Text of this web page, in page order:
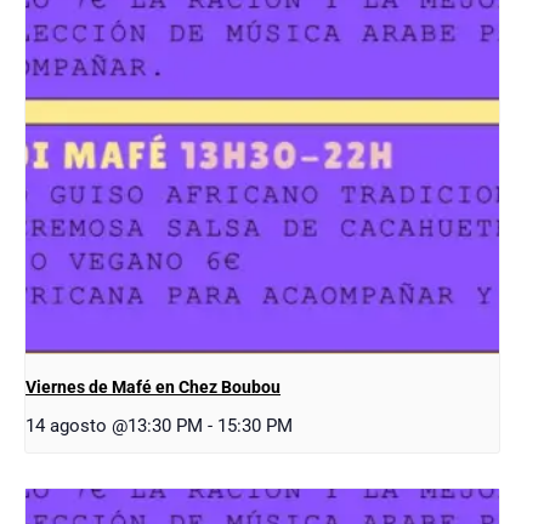
Viernes de Mafé en Chez Boubou
14 agosto @13:30 PM - 15:30 PM